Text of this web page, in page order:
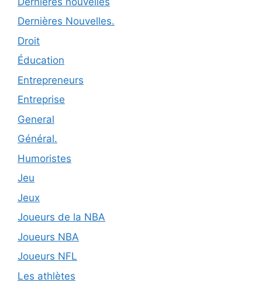
Dernières Nouvelles.
Droit
Éducation
Entrepreneurs
Entreprise
General
Général.
Humoristes
Jeu
Jeux
Joueurs de la NBA
Joueurs NBA
Joueurs NFL
Les athlètes